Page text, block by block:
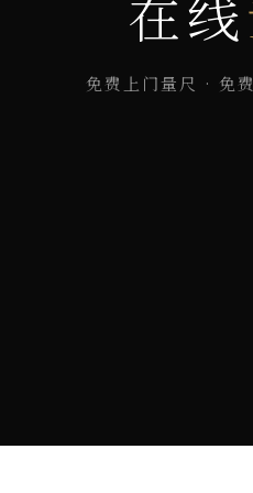
免费上门量尺 · 免